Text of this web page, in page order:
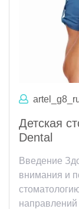
Детская
Dental
Введение
внимания и
направлений